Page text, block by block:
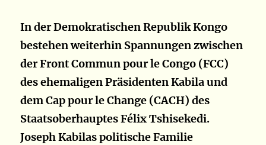
In der Demokratischen Republik Kongo
bestehen weiterhin Spannungen zwischen
der Front Commun pour le Congo (FCC)
des ehemaligen Präsidenten Kabila und
dem Cap pour le Change (CACH) des
Staatsoberhauptes Félix Tshisekedi.
Joseph Kabilas politische Familie